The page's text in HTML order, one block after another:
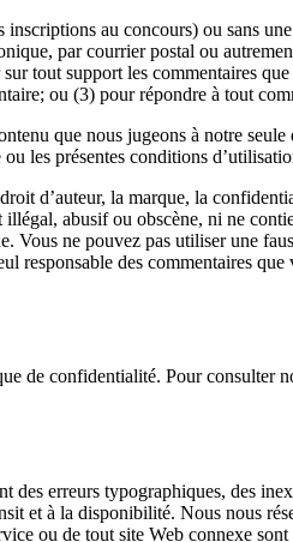
au concours) ou sans
par courrier postal ou
tout support les commentaires
ou (3) pour répondre à tout
que nous jugeons à notre
les présentes conditions
d’auteur, la marque, la
abusif ou obscène, ni ne
ne pouvez pas utiliser une
responsable des commentaires
de confidentialité. Pour
erreurs typographiques, des
et à la disponibilité. Nous nous
ou de tout site Web connexe